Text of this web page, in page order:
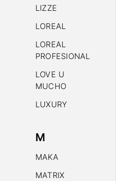
LIZZE
LOREAL
LOREAL
PROFESIONAL
LOVE U
MUCHO
LUXURY
M
MAKA
MATRIX